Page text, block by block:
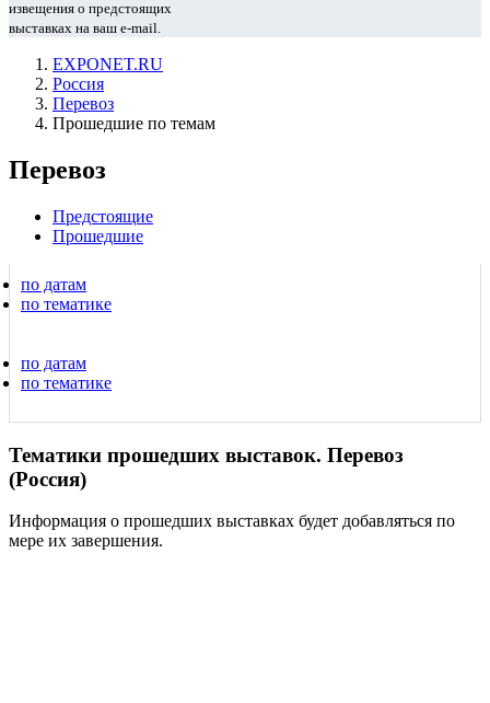
извещения о предстоящих
выставках на ваш e-mail.
EXPONET.RU
Россия
Перевоз
Прошедшие по темам
Перевоз
Предстоящие
Прошедшие
по датам
по тематике
по датам
по тематике
Тематики прошедших выставок. Перевоз
(Россия)
Информация о прошедших выставках будет добавляться по
мере их завершения.